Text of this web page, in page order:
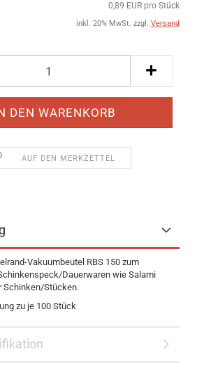
0,89 EUR pro Stück
inkl. 20% MwSt. zzgl. Versand
AUF DEN MERKZETTEL
Vakuumbeutel RBS 150 zum
Dauerwaren wie Salami
Schinken/Stücken.
zu je 100 Stück